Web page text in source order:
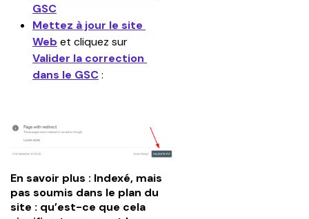
GSC
Mettez à jour le site
Web et cliquez sur
Valider la correction
dans le GSC :
En savoir plus : Indexé, mais
pas soumis dans le plan du
site : qu’est-ce que cela